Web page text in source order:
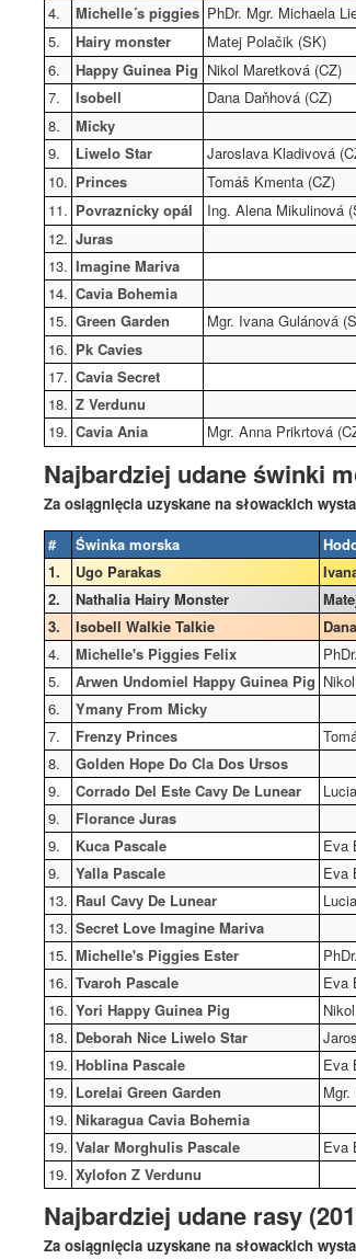
4.
Michelle´s piggies PhDr. Mgr. Michaela
5.
Hairy monster Matej Polačik (SK)
6.
Happy Guinea Pig Nikol Maretková (CZ)
7.
Isobell Dana Daňhová (CZ)
8.
Micky
9.
Liwelo Star Jaroslava Kladivová
10. Princes Tomáš Kmenta (CZ)
11. Povraznícky opál Ing. Alena Mikulinová
12. Juras
13. Imagine Mariva
14. Cavia Bohemia
15. Green Garden Mgr. Ivana Gulánová
16. Pk Cavies
17. Cavia Secret
18. Z Verdunu
19. Cavia Ania Mgr. Anna Prikrtová
Najbardziej udane świnki
Za osiągnięcia uzyskane na słowackich
#
Świnka morska
1.
Ugo Parakas
2.
Nathalia Hairy Monster
3.
Isobell Walkie Talkie
4.
Michelle's Piggies Felix
5.
Arwen Undomiel Happy Guinea Pig
6.
Ymany From Micky
7.
Frenzy Princes
8.
Golden Hope Do Cla Dos Ursos
9.
Corrado Del Este Cavy De Lunear
9.
Florance Juras
9.
Kuca Pascale Eva
9.
Yalla Pascale Eva
13. Raul Cavy De Lunear
13. Secret Love Imagine Mariva
15. Michelle's Piggies Ester
16. Tvaroh Pascale Eva
16. Yori Happy Guinea Pig
18. Deborah Nice Liwelo Star
19. Hoblina Pascale Eva
19. Lorelai Green Garden
19. Nikaragua Cavia Bohemia
19. Valar Morghulis Pascale Eva
19. Xylofon Z Verdunu
Najbardziej udane rasy
Za osiągnięcia uzyskane na słowackich